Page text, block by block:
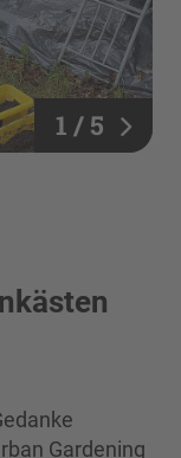
1 / 5
Gardening